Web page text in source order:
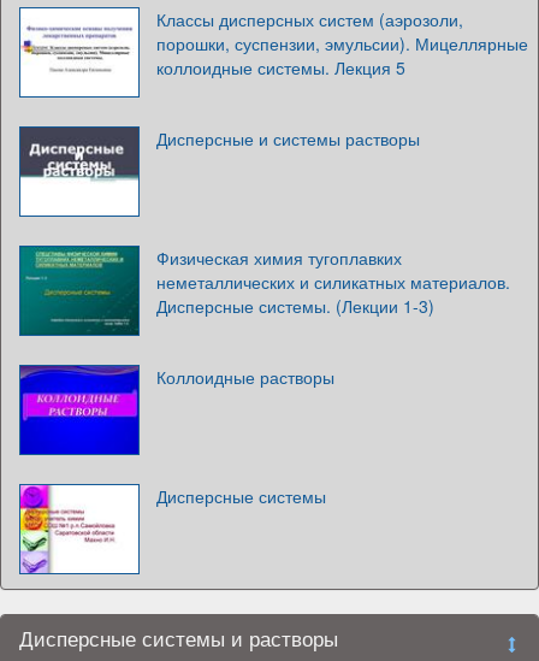
Классы дисперсных систем (аэрозоли,
порошки, суспензии, эмульсии). Мицеллярные
коллоидные системы. Лекция 5
Дисперсные и системы растворы
Физическая химия тугоплавких
неметаллических и силикатных материалов.
Дисперсные системы. (Лекции 1-3)
Коллоидные растворы
Дисперсные системы
Дисперсные системы и растворы